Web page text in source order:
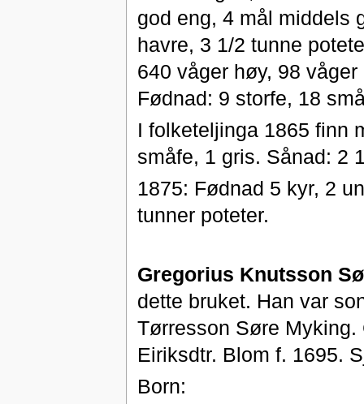
god eng, 4 mål middels
havre, 3 1/2 tunne
640 våger høy, 98
Fødnad: 9 storfe, 18
I folketeljinga 1865 finn
småfe, 1 gris. Sånad: 2
1875: Fødnad 5 kyr, 2
tunner poteter.
Gregorius Knutsson
dette bruket. Han var
Tørresson Søre Myking.
Eiriksdtr. Blom f. 1695.
Born: